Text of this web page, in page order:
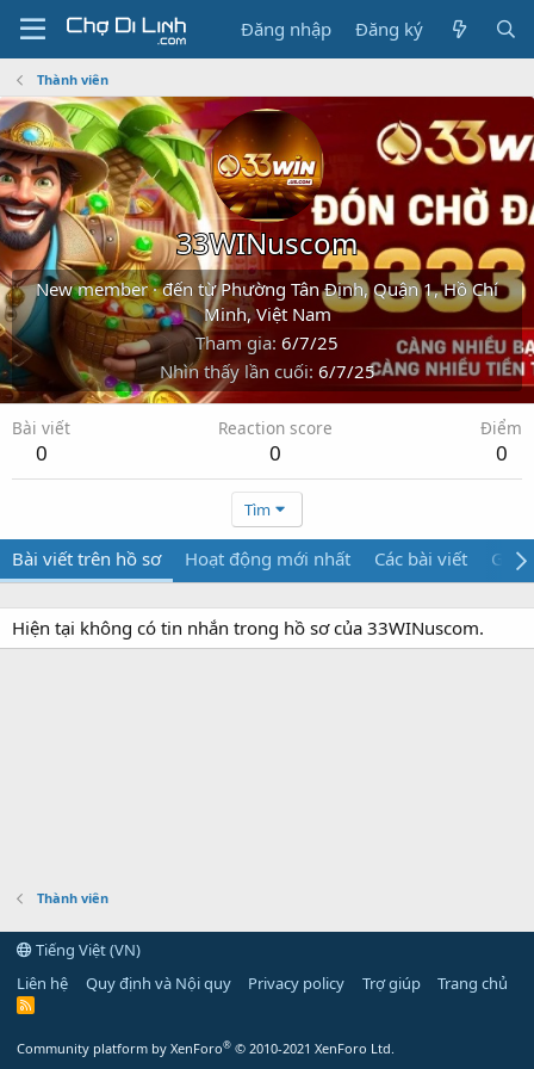
Đăng nhập Đăng ký
Thành viên
33WINuscom
New member · đến từ Phường Tân Định, Quận 1, Hồ Chí
Minh, Việt Nam
Tham gia 6/7/25
Nhìn thấy lần cuối 6/7/25
Bài viết
0
Reaction score
0
Điểm
0
Tìm
Bài viết trên hồ sơ Hoạt động mới nhất Các bài viết Giới
Hiện tại không có tin nhắn trong hồ sơ của 33WINuscom.
Thành viên
Tiếng Việt (VN)
Liên hệ
Quy định và Nội quy Privacy policy Trợ giúp Trang chủ
R
Community platform by XenForo® © 2010-2021 XenForo Ltd.